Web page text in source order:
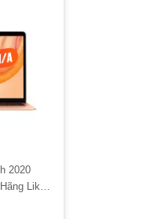
2020
Like